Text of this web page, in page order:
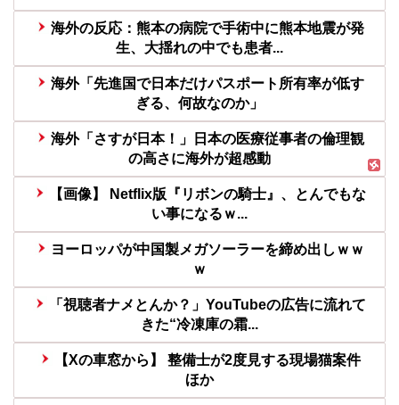
海外の反応：熊本の病院で手術中に熊本地震が発
生、大揺れの中でも患者...
海外「先進国で日本だけパスポート所有率が低す
ぎる、何故なのか」
海外「さすが日本！」日本の医療従事者の倫理観
の高さに海外が超感動
【画像】 Netflix版『リボンの騎士』、とんでもな
い事になるｗ...
ヨーロッパが中国製メガソーラーを締め出しｗｗ
ｗ
「視聴者ナメとんか？」YouTubeの広告に流れて
きた“冷凍庫の霜...
【Xの車窓から】 整備士が2度見する現場猫案件
ほか